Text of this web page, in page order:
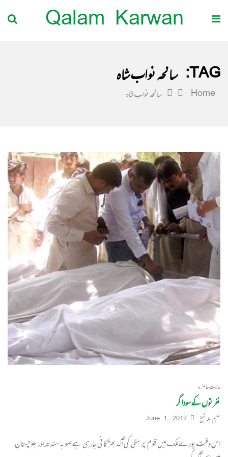
Qalam Karwan
TAG: سانحہ نواب شاہ
Home سانحہ نواب شاہ
حالات حاضرہ
نفرتوں کے سوداگر
سلیم اللہ شیخ June 1, 2012
اس وقت پورے ملک میں قوم پرستی کی آگ بھڑکائی جارہی ہے صوبہ سندھ اور بلوچستان